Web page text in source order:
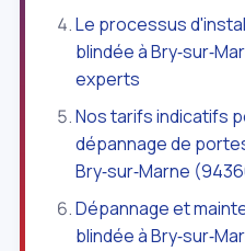
Le processus
blindée à
experts
Nos tarifs indicatifs
dépannage de
Bry‑sur‑Marne
Dépannage et
blindée à